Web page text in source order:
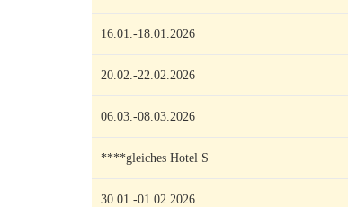
16.01.-18.01.2026
20.02.-22.02.2026
06.03.-08.03.2026
****gleiches Hotel S
30.01.-01.02.2026